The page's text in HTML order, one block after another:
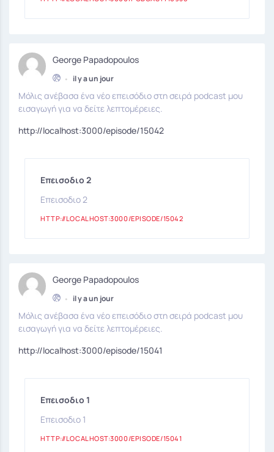
George Papadopoulos
• il y a un jour
Μόλις ανέβασα ένα νέο επεισόδιο στη σειρά podcast μου
εισαγωγή για να δείτε λεπτομέρειες.
http://localhost:3000/episode/15042
Επεισοδιο 2
Επεισοδιο 2
HTTP://LOCALHOST:3000/EPISODE/15042
George Papadopoulos
• il y a un jour
Μόλις ανέβασα ένα νέο επεισόδιο στη σειρά podcast μου
εισαγωγή για να δείτε λεπτομέρειες.
http://localhost:3000/episode/15041
Επεισοδιο 1
Επεισοδιο 1
HTTP://LOCALHOST:3000/EPISODE/15041